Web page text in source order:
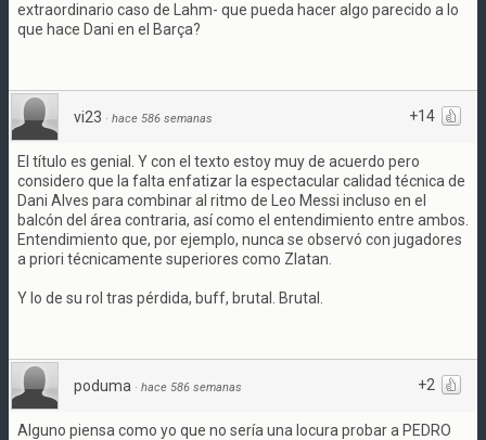
extraordinario caso de Lahm- que pueda hacer algo parecido a lo
que hace Dani en el Barça?
+14
vi23 · hace 586 semanas
El título es genial. Y con el texto estoy muy de acuerdo pero
considero que la falta enfatizar la espectacular calidad técnica de
Dani Alves para combinar al ritmo de Leo Messi incluso en el
balcón del área contraria, así como el entendimiento entre ambos.
Entendimiento que, por ejemplo, nunca se observó con jugadores
a priori técnicamente superiores como Zlatan.
Y lo de su rol tras pérdida, buff, brutal. Brutal.
+2
poduma · hace 586 semanas
Alguno piensa como yo que no sería una locura probar a PEDRO